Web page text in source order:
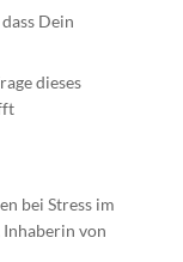
Dein
dieses
bei Stress im
von